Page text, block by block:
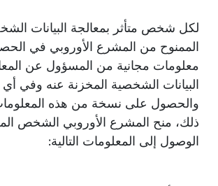
لكل شخص متأثر بمعالجة البيانات
الممنوح من المشرع الأوروبي في
معلومات مجانية من المسؤول عن
البيانات الشخصية المخزنة عنه وفي
والحصول على نسخة من هذه
ذلك، منح المشرع الأوروبي الشخص
الوصول إلى المعلومات التالية: